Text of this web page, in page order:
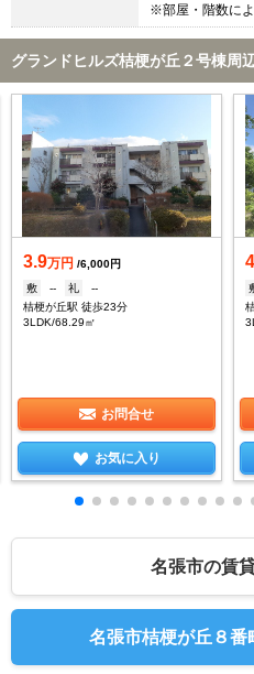
※部屋・階数によ
グランドヒルズ桔梗が丘２号棟周
3.9万円 /6,000円
敷
-- 礼
--
桔梗が丘駅 徒歩23分
3LDK/68.29㎡
お問合せ
お気に入り
名張市の賃
名張市桔梗が丘８番